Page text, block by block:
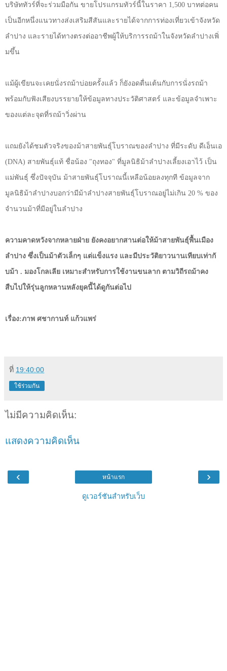
บริษัททัวร์ที่จะร่วมมือกัน ขายโปรแกรมทัวร์นี้ในราคา 1,500 บาทต่อคน
เป็นอีกหนึ่งแนวทางส่งเสริมสีสันและรายได้จากการท่องเที่ยวเข้าจังหวัด
ลำปาง และรายได้ทางตรงต่ออาชีพผู้ให้บริการรถม้าในจังหวัดลำปางเพิ่
มขึ้น
แม้ผู้เขียนจะเคยนั่งรถม้าบ่อยครั้งแล้ว ก็ยังอดตื่นเต้นกับการนั่งรถม้า
พร้อมกับฟังเสียงบรรยายให้ข้อมูลทางประวัติศาสตร์ และข้อมูลจำเพาะ
ของแต่ละจุดที่รถม้าวิ่งผ่าน
แถมยังได้ชมตัวจริงของม้าสายพันธุ์โบราณของลำปาง ที่มีระดับ ดีเอ็นเอ
(DNA) สายพันธุ์แท้ ชื่อน้อง "ถุงทอง" ที่มูลนิธิม้าลำปางเลี้ยงเอาไว้ เป็น
แม่พันธุ์ ซึ่งปัจจุบัน ม้าสายพันธุ์โบราณนี้เหลือน้อยลงทุกที ข้อมูลจาก
มูลนิธิม้าลำปางบอกว่ามีม้าลำปางสายพันธุ์โบราณอยู่ไม่เกิน 20 % ของ
จำนวนม้าที่มีอยู่ในลำปาง
ความคาดหวังจากหลายฝ่าย ยังคงอยากสานต่อให้ม้าสายพันธุ์พื้นเมือง
ลำปาง ซึ่งเป็นม้าตัวเล็กๆ แต่แข็งแรง และมีประวัติยาวนานเทียบเท่ากั
บม้า . มองโกลเลีย เหมาะสำหรับการใช้งานขนลาก ตามวิถีรถม้าคง
สืบไปให้รุ่นลูกหลานหลังยุคนี้ได้ดูกันต่อไป
เรื่อง:ภาพ ศชากานท์ แก้วแพร่
ที่ 19:40:00
ใช้ร่วมกัน
ไม่มีความคิดเห็น:
แสดงความคิดเห็น
‹ ›
หน้าแรก
ดูเวอร์ชันสำหรับเว็บ